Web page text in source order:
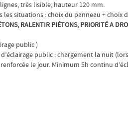
très lisible, hauteur 120 mm.
les situations : choix du panneau + choix
RALENTIR PIÉTONS, PRIORITÉ A
public )
public : chargement la nuit
le jour. Minimum 5h continu